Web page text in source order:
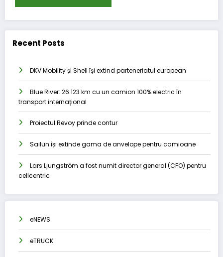
Recent Posts
DKV Mobility și Shell își extind parteneriatul european
Blue River: 26.123 km cu un camion 100% electric în
transport internațional
Proiectul Revoy prinde contur
Sailun își extinde gama de anvelope pentru camioane
Lars Ljungström a fost numit director general (CFO) pentru
cellcentric
eNEWS
eTRUCK